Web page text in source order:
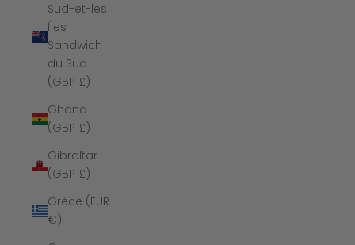
Sud-et-les
Îles
Sandwich
du Sud
(GBP £)
Ghana
(GBP £)
Gibraltar
(GBP £)
Grèce (EUR
€)